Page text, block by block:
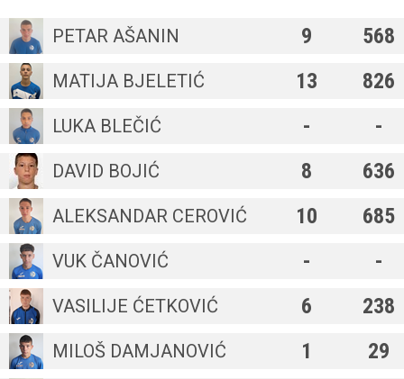
PETAR AŠANIN 9 568
MATIJA BJELETIĆ 13 826
LUKA BLEČIĆ - -
DAVID BOJIĆ 8 636
ALEKSANDAR CEROVIĆ 10 685
VUK ČANOVIĆ - -
VASILIJE ĆETKOVIĆ 6 238
MILOŠ DAMJANOVIĆ 1 29